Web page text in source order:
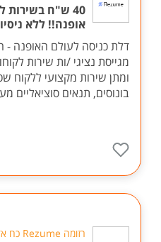
40 ש"ח
אופנה!! ללא
דלת כניסה לעולם האופנה
מגייסת נציגי /ות שירות
בונוסים, תנאים סוציאליים
רזומה Rezume כח אדם והשמה